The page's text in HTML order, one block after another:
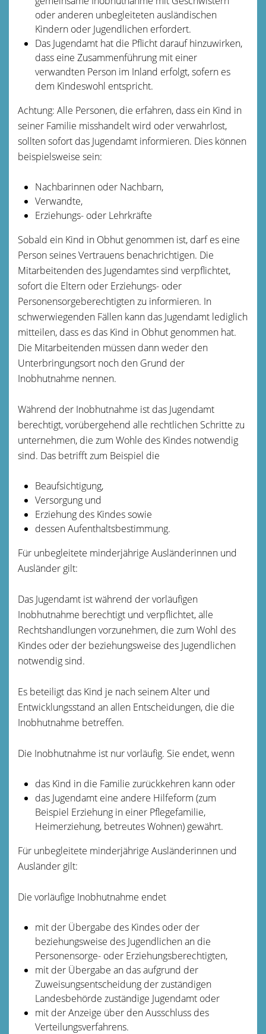
oder anderen unbegleiteten ausländischen
Kindern oder Jugendlichen erfordert.
Das Jugendamt hat die Pflicht darauf hinzuwirken,
dass eine Zusammenführung mit einer
verwandten Person im Inland erfolgt, sofern es
dem Kindeswohl entspricht.
Achtung: Alle Personen, die erfahren, dass ein Kind in
seiner Familie misshandelt wird oder verwahrlost,
sollten sofort das Jugendamt informieren. Dies können
beispielsweise sein:
Nachbarinnen oder Nachbarn,
Verwandte,
Erziehungs- oder Lehrkräfte
Sobald ein Kind in Obhut genommen ist, darf es eine
Person seines Vertrauens benachrichtigen. Die
Mitarbeitenden des Jugendamtes sind verpflichtet,
sofort die Eltern oder Erziehungs- oder
Personensorgeberechtigten zu informieren. In
schwerwiegenden Fällen kann das Jugendamt lediglich
mitteilen, dass es das Kind in Obhut genommen hat.
Die Mitarbeitenden müssen dann weder den
Unterbringungsort noch den Grund der
Inobhutnahme nennen.
Während der Inobhutnahme ist das Jugendamt
berechtigt, vorübergehend alle rechtlichen Schritte zu
unternehmen, die zum Wohle des Kindes notwendig
sind. Das betrifft zum Beispiel die
Beaufsichtigung,
Versorgung und
Erziehung des Kindes sowie
dessen Aufenthaltsbestimmung.
Für unbegleitete minderjährige Ausländerinnen und
Ausländer gilt:
Das Jugendamt ist während der vorläufigen
Inobhutnahme berechtigt und verpflichtet, alle
Rechtshandlungen vorzunehmen, die zum Wohl des
Kindes oder der beziehungsweise des Jugendlichen
notwendig sind.
Es beteiligt das Kind je nach seinem Alter und
Entwicklungsstand an allen Entscheidungen, die die
Inobhutnahme betreffen.
Die Inobhutnahme ist nur vorläufig. Sie endet, wenn
das Kind in die Familie zurückkehren kann oder
das Jugendamt eine andere Hilfeform (zum
Beispiel Erziehung in einer Pflegefamilie,
Heimerziehung, betreutes Wohnen) gewährt.
Für unbegleitete minderjährige Ausländerinnen und
Ausländer gilt:
Die vorläufige Inobhutnahme endet
mit der Übergabe des Kindes oder der
beziehungsweise des Jugendlichen an die
Personensorge- oder Erziehungsberechtigten,
mit der Übergabe an das aufgrund der
Zuweisungsentscheidung der zuständigen
Landesbehörde zuständige Jugendamt oder
mit der Anzeige über den Ausschluss des
Verteilungsverfahrens.